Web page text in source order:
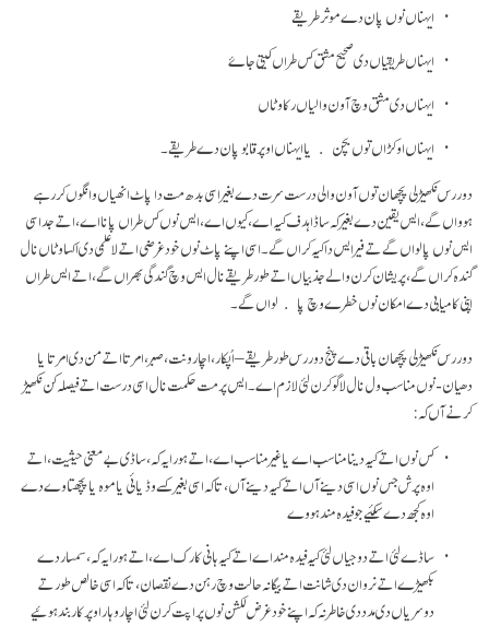
ایہناں نوں پان دے موثر طریقے
ایہناں طریقیاں دی صحیح مشق کس طراں کیتی جاۓ
ایہناں دی مشق وچ آون والیاں رکاوٹاں
ایہناں اوکڑاں توں بچن یا ایہناں اوپر قابو پان دے طریقے۔
دور رس نکھیڑلی پچھان توں آون والی درست سرت دے بغیر اسی بدھ مت دا پاٹ انھیاں وانگوں کر رہے
ہوواں گے، ایس یقین دے بغیر کہ ساڈا ہدف کیہ اے، کیوں اے، ایس نوں کس طراں پانا اے، اتے جد اسی
ایس نوں پا لواں گے تے فیر ایس دا کیہ کراں گے۔ اسی اپنے پاٹ نوں خود غرضی اتے لا علمی دی اکساوٹاں نال
گندہ کراں گے، پریشان کرن والے جذبیاں اتے طور طریقے نال ایس وچ گندگی بھراں گے، اتے ایس طراں
اپنی کامیابی دے امکان نوں خطرے وچ پا لواں گے۔
دور رس نکھیڑلی پچھان باقی دے پنج دور رس طور طریقے – اُپکار، اچار ونت، صبر، امرتا اتے من دی امرتا یا
دھیان- نوں مناسب ول نال لاگو کرن لئی لازم اے۔ ایس پرمت حکمت نال اسی درست اتے فیصلہ کن نکھیڑ
کرنے آں کہ:
کس نوں اتے کیہ دینا مناسب اے یا غیر مناسب اے، اتے ہور ایہ کہ، ساڈی بے معنی حیثیت، اتے
اوہ پرش جس نوں اسی دینے آں اتے کیہ دینے آں، تا کہ اسی بغیر کسے وڈیائی یا موہ یا پچھتاوے دے
اوہ کجھ دے سکئیےجو فیدہ مند ہووے
ساڈے لئی اتے دوجیاں لئی کیہ فیدہ مند اے اتے کیہ ہانی کارک اے، اتے ہور ایہ کہ، سمسار دے
بکھیڑے اتے نروان دی شانت اتے بیگانہ حالت وچ رہن دے نقصان، تا کہ اسی خالص طور تے
دوسریاں دی مدد دی خاطر نہ کہ اپنے خود غرض لکشن نوں پراپت کرن لئی اچار وہار اوپر کار بند ہوئیے